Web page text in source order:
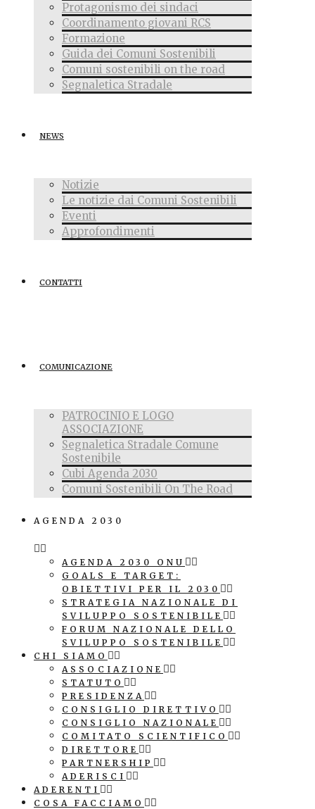
Protagonismo dei sindaci
Coordinamento giovani RCS
Formazione
Guida dei Comuni Sostenibili
Comuni sostenibili on the road
Segnaletica Stradale
NEWS
Notizie
Le notizie dai Comuni Sostenibili
Eventi
Approfondimenti
CONTATTI
COMUNICAZIONE
PATROCINIO E LOGO
ASSOCIAZIONE
Segnaletica Stradale Comune
Sostenibile
Cubi Agenda 2030
Comuni Sostenibili On The Road
AGENDA 2030
AGENDA 2030 ONU
GOALS E TARGET:
OBIETTIVI PER IL 2030
STRATEGIA NAZIONALE DI
SVILUPPO SOSTENIBILE
FORUM NAZIONALE DELLO
SVILUPPO SOSTENIBILE
CHI SIAMO
ASSOCIAZIONE
STATUTO
PRESIDENZA
CONSIGLIO DIRETTIVO
CONSIGLIO NAZIONALE
COMITATO SCIENTIFICO
DIRETTORE
PARTNERSHIP
ADERISCI
ADERENTI
COSA FACCIAMO